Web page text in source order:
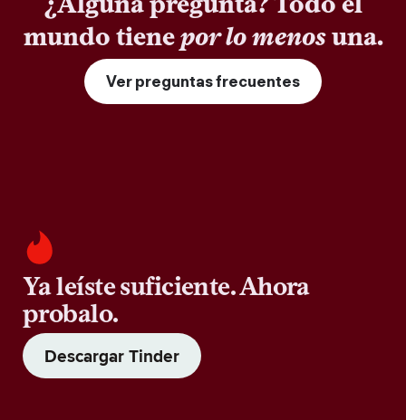
mundo tienepor lo menosuna.
Ver preguntas frecuentes
Ya leíste suficiente. Ahora
probalo.
Descargar Tinder